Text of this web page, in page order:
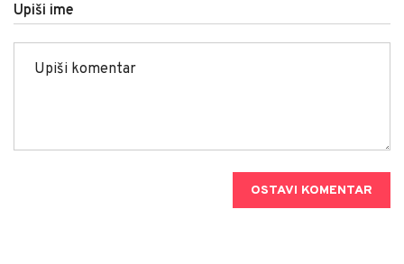
Upiši ime
OSTAVI KOMENTAR